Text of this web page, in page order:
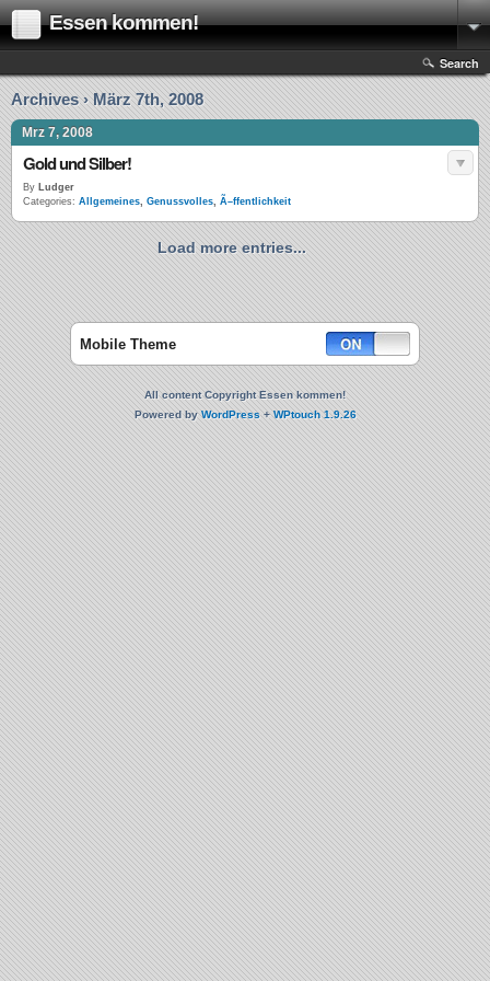
Essen kommen!
Search
Archives › März 7th, 2008
Mrz 7, 2008
Gold und Silber!
By Ludger
Categories: Allgemeines, Genussvolles, Ã–ffentlichkeit
Load more entries...
Mobile Theme
All content Copyright Essen kommen!
Powered byWordPress+WPtouch 1.9.26